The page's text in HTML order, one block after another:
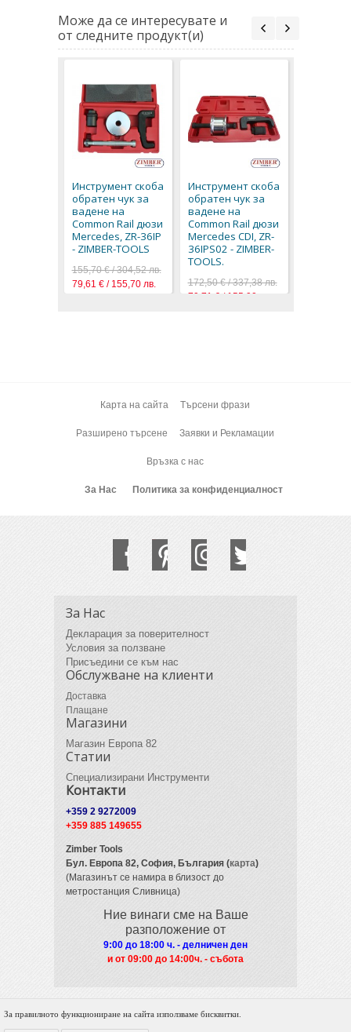
Може да се интересувате и
от следните продукт(и)
Инструмент скоба
обратен чук за
вадене на
Common Rail дюзи
Mercedes, ZR-36IP
- ZIMBER-TOOLS
155,70 € / 304,52 лв.
79,61 € / 155,70 лв.
Инструмент скоба
обратен чук за
вадене на
Common Rail дюзи
Mercedes CDI, ZR-
36IPS02 - ZIMBER-
TOOLS.
172,50 € / 337,38 лв.
79,71 € / 155,90 лв.
Карта на сайта Търсени фрази
Разширено търсене Заявки и Рекламации
Връзка с нас
За Нас Политика за конфиденциалност
За Нас
Декларация за поверителност
Условия за ползване
Присъедини се към нас
Обслужване на клиенти
Доставка
Плащане
Магазини
Магазин Европа 82
Статии
Специализирани Инструменти
Контакти
+359 2 9272009
+359 885 149655
Zimber Tools
Бул. Европа 82, София, България (карта)
(Магазинът се намира в близост до
метростанция Сливница)
Ние винаги сме на Ваше
разположение от
9:00 до 18:00 ч. - делничен ден
и от 09:00 до 14:00ч. - събота
© 2012 Zimber Tools. All Rights Reserved.
За правилното функциониране на сайта използваме бисквитки.